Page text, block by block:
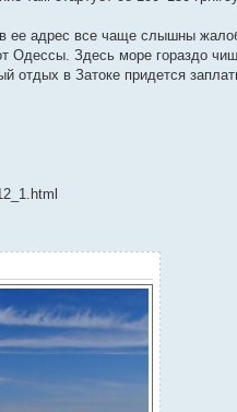
ее адрес все чаще слышны
Одессы. Здесь море гораздо
в Затоке придется